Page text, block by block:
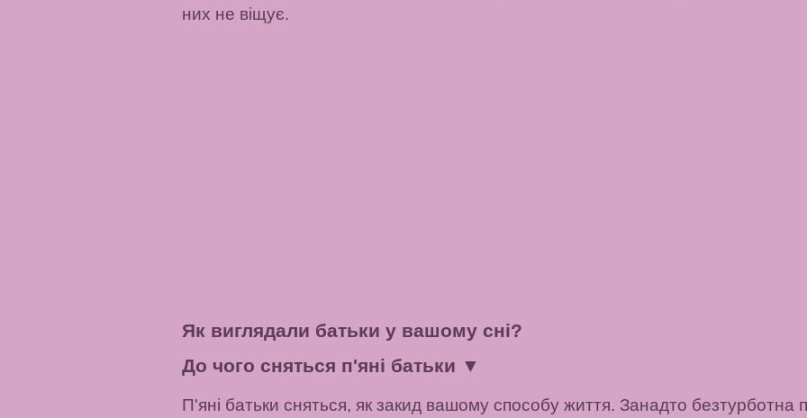
них не віщує.
Як виглядали батьки у вашому сні?
До чого сняться п'яні батьки ▼
П'яні батьки сняться, як закид вашому способу життя. Занадто безтурботна